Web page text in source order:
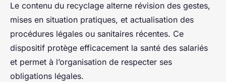
Le contenu du recyclage alterne révision des gestes,
mises en situation pratiques, et actualisation des
procédures légales ou sanitaires récentes. Ce
dispositif protège efficacement la santé des salariés
et permet à l’organisation de respecter ses
obligations légales.